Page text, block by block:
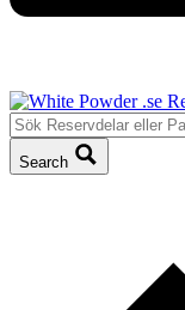
Search